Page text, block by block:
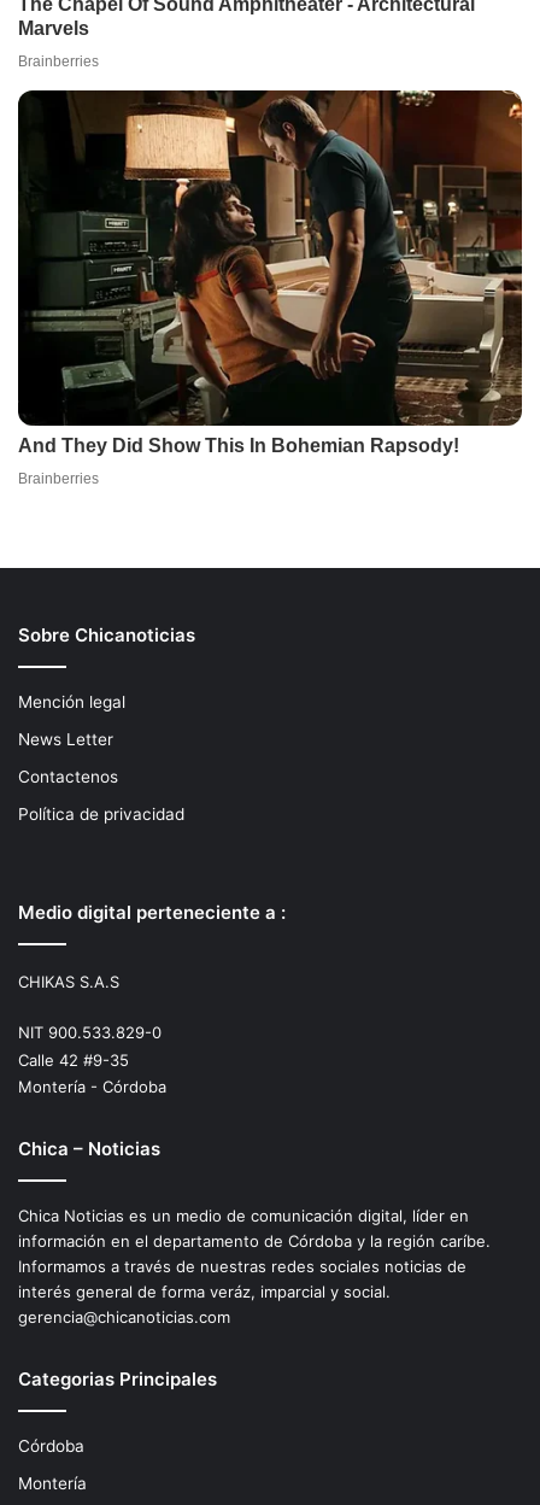
Sobre Chicanoticias
Mención legal
News Letter
Contactenos
Política de privacidad
Medio digital perteneciente a :
CHIKAS S.A.S
NIT 900.533.829-0
Calle 42 #9-35
Montería - Córdoba
Chica – Noticias
Chica Noticias es un medio de comunicación digital, líder en
información en el departamento de Córdoba y la región caríbe.
Informamos a través de nuestras redes sociales noticias de
interés general de forma veráz, imparcial y social.
gerencia@chicanoticias.com
Categorias Principales
Córdoba
Montería